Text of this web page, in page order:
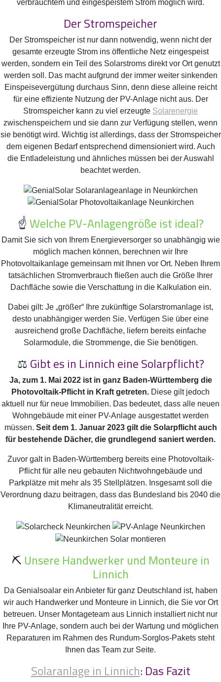
verbrauchtem und eingespeistem Strom möglich wird.
Der Stromspeicher
Der Stromspeicher ist nur dann notwendig, wenn nicht der
gesamte erzeugte Strom ins öffentliche Netz eingespeist
werden, sondern ein Teil des Solarstroms direkt vor Ort genutzt
werden soll. Das macht aufgrund der immer weiter sinkenden
Einspeisevergütung durchaus Sinn, denn diese alleine reicht
für eine effiziente Nutzung der PV-Anlage nicht aus. Der
Stromspeicher kann zu viel erzeugte Solarenergie
zwischenspeichern und sie dann zur Verfügung stellen, wenn
sie benötigt wird. Wichtig ist allerdings, dass der Stromspeicher
dem eigenen Bedarf entsprechend dimensioniert wird. Auch
die Entladeleistung und ähnliches müssen bei der Auswahl
beachtet werden.
☝️Welche PV-Anlagengröße ist ideal?
Damit Sie sich von Ihrem Energieversorger so unabhängig wie
möglich machen können, berechnen wir Ihre
Photovoltaikanlage gemeinsam mit Ihnen vor Ort. Neben Ihrem
tatsächlichen Stromverbrauch fließen auch die Größe Ihrer
Dachfläche sowie die Verschattung in die Kalkulation ein.
Dabei gilt: Je „größer“ Ihre zukünftige Solarstromanlage ist,
desto unabhängiger werden Sie. Verfügen Sie über eine
ausreichend große Dachfläche, liefern bereits einfache
Solarmodule, die Strommenge, die Sie benötigen.
⚖️Gibt es in Linnich eine Solarpflicht?
Ja, zum 1. Mai 2022 ist in ganz Baden-Württemberg die
Photovoltaik-Pflicht in Kraft getreten. Diese gilt jedoch
aktuell nur für neue Immobilien. Das bedeutet, dass alle neuen
Wohngebäude mit einer PV-Anlage ausgestattet werden
müssen. Seit dem 1. Januar 2023 gilt die Solarpflicht auch
für bestehende Dächer, die grundlegend saniert werden.
Zuvor galt in Baden-Württemberg bereits eine Photovoltaik-
Pflicht für alle neu gebauten Nichtwohngebäude und
Parkplätze mit mehr als 35 Stellplätzen. Insgesamt soll die
Verordnung dazu beitragen, dass das Bundesland bis 2040 die
Klimaneutralität erreicht.
⛏️ Unsere Handwerker und Monteure in
Linnich
Da Genialsoalar ein Anbieter für ganz Deutschland ist, haben
wir auch Handwerker und Monteure in Linnich, die Sie vor Ort
betreuen. Unser Montageteam aus Linnich installiert nicht nur
Ihre PV-Anlage, sondern auch bei der Wartung und möglichen
Reparaturen im Rahmen des Rundum-Sorglos-Pakets steht
Ihnen das Team zur Seite.
Solaranlage in Linnich: Das Fazit